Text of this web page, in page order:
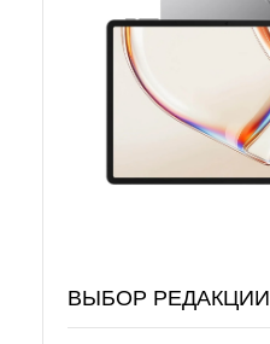
ВЫБОР РЕДАКЦИИ